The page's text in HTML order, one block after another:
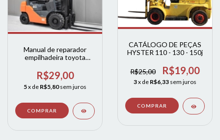
Manual de reparador
empilhadeira toyota
8FGJ35
R$29,00
5x de R$5,80 sem juros
CATÁLOGO DE PEÇAS
HYSTER 110 - 130 - 150j
R$25,00 R$19,00
3x de R$6,33 sem juros